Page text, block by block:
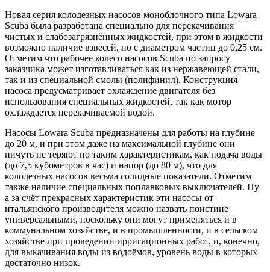
Новая серия колодезных насосов моноблочного типа Lowara
Scuba была разработана специально для перекачивания
чистых и слабозагрязнённых жидкостей, при этом в жидкости
возможно наличие взвесей, но с диаметром частиц до 0,25 см.
Отметим что рабочее колесо насосов Scuba по запросу
заказчика может изготавливаться как из нержавеющей стали,
так и из специальной смолы (полифинил). Конструкция
насоса предусматривает охлаждение двигателя без
использования специальных жидкостей, так как мотор
охлаждается перекачиваемой водой.
Насосы Lowara Scuba предназначены для работы на глубине
до 20 м, и при этом даже на максимальной глубине они
ничуть не теряют по таким характеристикам, как подача воды
(до 7,5 кубометров в час) и напор (до 80 м), что для
колодезных насосов весьма солидные показатели. Отметим
также наличие специальных поплавковых выключателей. Ну
а за счёт прекрасных характеристик эти насосы от
итальянского производителя можно назвать поистине
универсальными, поскольку они могут применяться и в
коммунальном хозяйстве, и в промышленности, и в сельском
хозяйстве при проведении ирригационных работ, и, конечно,
для выкачивания воды из водоёмов, уровень воды в которых
достаточно низок.